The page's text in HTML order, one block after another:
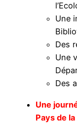
Une
Des
Une
Des
Une
Pays de